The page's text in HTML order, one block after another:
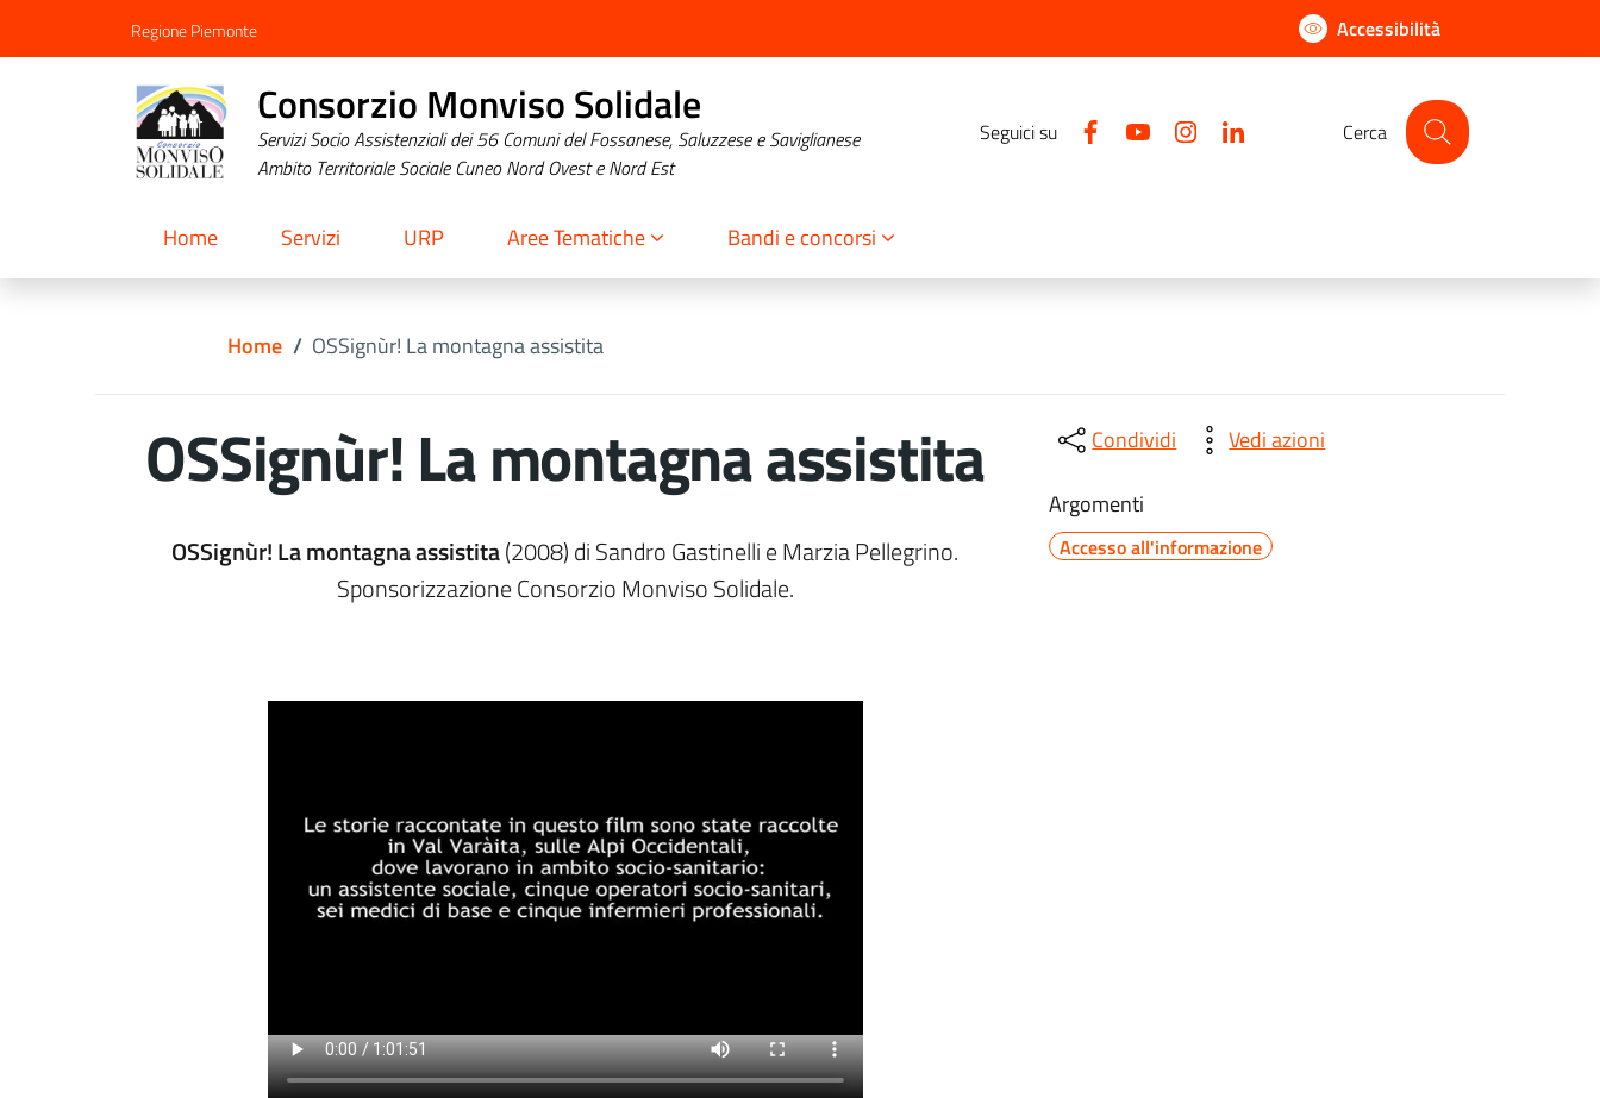
Regione Piemonte Accessibilità
Consorzio Monviso Solidale
Servizi Socio Assistenziali dei 56 Comuni del Fossanese, Saluzzese e Saviglianese
Ambito Territoriale Sociale Cuneo Nord Ovest e Nord Est
Seguici su FacebookYouTube Instagram Cerca
Home Servizi URP Aree Tematiche Bandi e concorsi
Home / OSSignùr! La montagna assistita
OSSignùr! La montagna assistita
OSSignùr! La montagna assistita(2008) di Sandro Gastinelli e Marzia Pellegrino.
Sponsorizzazione Consorzio Monviso Solidale.
Condividi
Vedi azioni
Argomenti
Accesso all'informazione